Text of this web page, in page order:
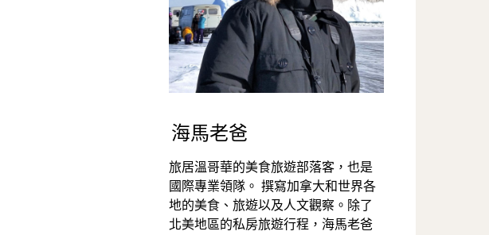
海馬老爸
旅居溫哥華的美食旅遊部落客，也是
國際專業領隊。 撰寫加拿大和世界各
地的美食、旅遊以及人文觀察。除了
北美地區的私房旅遊行程，海馬老爸